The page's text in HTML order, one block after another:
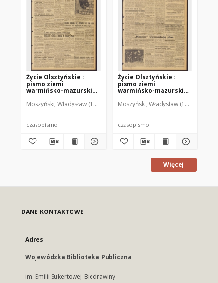
Życie Olsztyńskie :
pismo ziemi
warmińsko-mazurskiej,
Moszyński, Władysław (1922-2001). Red. Mroczkowski, Włodzimierz
czasopismo
Życie Olsztyńskie :
pismo ziemi
warmińsko-mazurskiej,
Moszyński, Władysław (1922-2001).
czasopismo
Więcej
DANE KONTAKTOWE
Adres
Wojewódzka Biblioteka Publiczna
im. Emilii Sukertowej-Biedrawiny